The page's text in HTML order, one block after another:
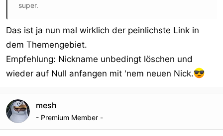
super.
Das ist ja nun mal wirklich der peinlichste Link in
dem Themengebiet.
Empfehlung: Nickname unbedingt löschen und
wieder auf Null anfangen mit 'nem neuen Nick.
mesh
- Premium Member -